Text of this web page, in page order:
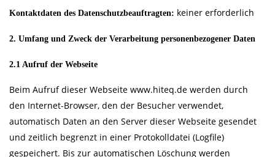
Kontaktdaten des Datenschutzbeauftragten: keiner erforderlich
2. Umfang und Zweck der Verarbeitung personenbezogener Daten
2.1 Aufruf der Webseite
Beim Aufruf dieser Webseite www.hiteq.de werden durch
den Internet-Browser, den der Besucher verwendet,
automatisch Daten an den Server dieser Webseite gesendet
und zeitlich begrenzt in einer Protokolldatei (Logfile)
gespeichert. Bis zur automatischen Löschung werden